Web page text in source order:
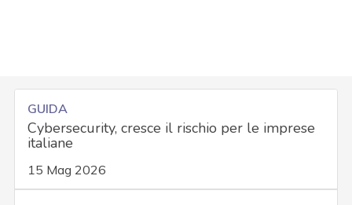
GUIDA
Cybersecurity, cresce il rischio per le imprese
italiane
15 Mag 2026